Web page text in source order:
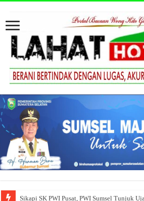
Sikapi SK PWI Pusat, PWI Sumsel Tunjuk